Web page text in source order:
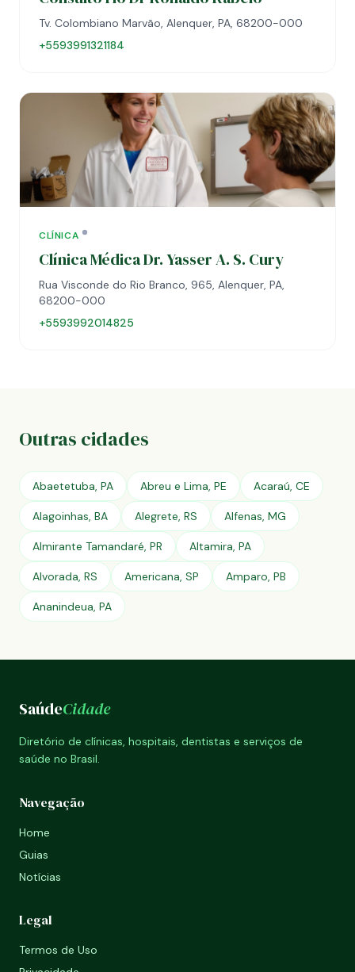
Tv. Colombiano Marvão, Alenquer, PA, 68200-000
+5593991321184
CLÍNICA
Clínica Médica Dr. Yasser A. S. Cury
Rua Visconde do Rio Branco, 965, Alenquer, PA,
68200-000
+5593992014825
Outras cidades
Abaetetuba, PA Abreu e Lima, PE Acaraú, CE
Alagoinhas, BA Alegrete, RS Alfenas, MG
Almirante Tamandaré, PR Altamira, PA
Alvorada, RS Americana, SP Amparo, PB
Ananindeua, PA
SaúdeCidade
Diretório de clínicas, hospitais, dentistas e serviços de
saúde no Brasil.
Navegação
Home
Guias
Notícias
Legal
Termos de Uso